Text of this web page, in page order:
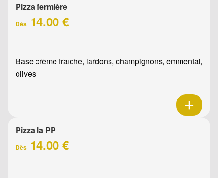
Pizza fermière
Dès 14.00 €
Base crème fraîche, lardons, champignons, emmental,
olives
Pizza la PP
Dès 14.00 €